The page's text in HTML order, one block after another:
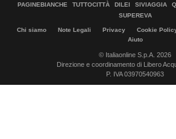
PAGINEBIANCHE
TUTTOCITTÀ DILEI SIVIAGGIA
SUPEREVA
Chi siamo Note Legali Privacy Cookie
Aiuto
© Italiaonline S.p.A. 2026
Direzione e coordinamento di Libero
P. IVA 03970540963